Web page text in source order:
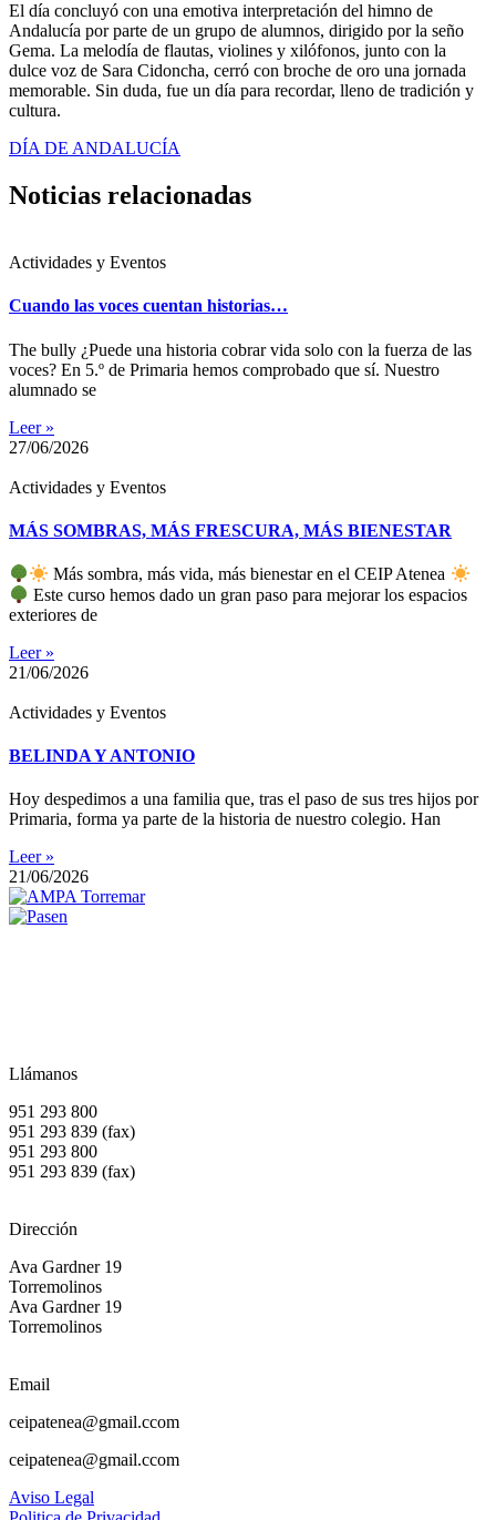
El día concluyó con una emotiva interpretación del himno de
Andalucía por parte de un grupo de alumnos, dirigido por la seño
Gema. La melodía de flautas, violines y xilófonos, junto con la
dulce voz de Sara Cidoncha, cerró con broche de oro una jornada
memorable. Sin duda, fue un día para recordar, lleno de tradición y
cultura.
DÍA DE ANDALUCÍA
Noticias relacionadas
Actividades y Eventos
Cuando las voces cuentan historias…
The bully ¿Puede una historia cobrar vida solo con la fuerza de las
voces? En 5.º de Primaria hemos comprobado que sí. Nuestro
alumnado se
Leer »
27/06/2026
Actividades y Eventos
MÁS SOMBRAS, MÁS FRESCURA, MÁS BIENESTAR
Más sombra, más vida, más bienestar en el CEIP Atenea
Este curso hemos dado un gran paso para mejorar los espacios
exteriores de
Leer »
21/06/2026
Actividades y Eventos
BELINDA Y ANTONIO
Hoy despedimos a una familia que, tras el paso de sus tres hijos por
Primaria, forma ya parte de la historia de nuestro colegio. Han
Leer »
21/06/2026
Llámanos
951 293 800
951 293 839 (fax)
951 293 800
951 293 839 (fax)
Dirección
Ava Gardner 19
Torremolinos
Ava Gardner 19
Torremolinos
Email
ceipatenea@gmail.ccom
ceipatenea@gmail.ccom
Aviso Legal